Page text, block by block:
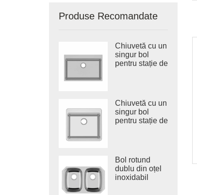
Produse Recomandate
Chiuvetă cu un
singur bol
pentru stație de
Chiuvetă cu un
singur bol
pentru stație de
Bol rotund
dublu din oțel
inoxidabil